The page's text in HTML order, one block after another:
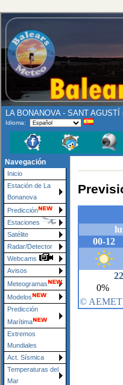
LA BONANOVA - SANT
Idioma:
Navegación
Inicio
Estación de La
Bonanova
Predicción
Estaciones
Satélite
Radar/Detector
Webcams
Avisos
Meteogramas
Modelos
Predicción
Marítima
Extremos
Mundiales
Act. Sísmica
Temperaturas del
Mar